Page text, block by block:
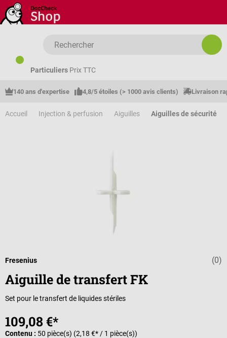
Passer au contenu principal
Particuliers Prix TTC
140 ans d'expertise 4,8/5 étoiles (> 1000 avis clients) Livraison
Accueil Injection & perfusion Aiguilles Aiguilles de sécurité
Note (0)
Fresenius
Aiguille de transfert FK
Set pour le transfert de liquides stériles
109,08 €*
Contenu : 50 pièce(s) (2,18 €* / 1 pièce(s))